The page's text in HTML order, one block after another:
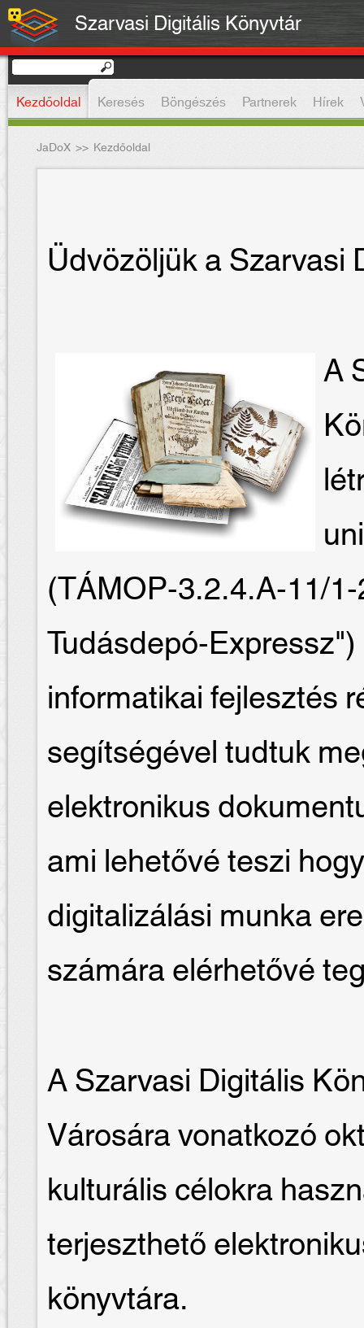
Szarvasi Digitális Könyvtár
Kezdőoldal Keresés Böngészés Partnerek Hírek
JaDoX >> Kezdőoldal
Üdvözöljük a Szarvasi
A
(TÁMOP-3.2.4.A-11/
Tudásdepó-
informatikai fejlesztés
segítségével tudtuk
elektronikus
ami lehetővé teszi
digitalizálási munka
számára elérhetővé
A Szarvasi Digitális
Városára vonatkozó
kulturális célokra
terjeszthető
könyvtára.